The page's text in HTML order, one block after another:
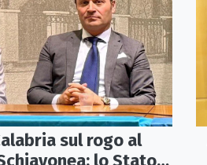
sul rogo al